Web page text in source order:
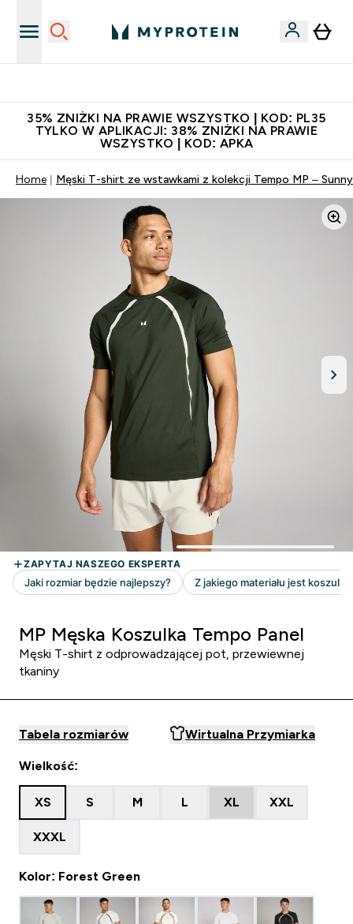
35% ZNIŻKI NA PRAWIE WSZYSTKO | KOD: PL35
TYLKO W APLIKACJI: 38% ZNIŻKI NA PRAWIE
WSZYSTKO | KOD: APKA
Home Męski T-shirt ze wstawkami z kolekcji Tempo MP –
MP Męska Koszulka Tempo Panel
Męski T-shirt z odprowadzającej pot, przewiewnej
tkaniny
Tabela rozmiarów Wirtualna Przymiarka
Wielkość:
XS S M L XL XXL
XXXL
Kolor: Forest Green